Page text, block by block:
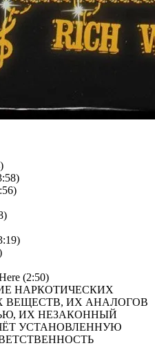
(2:50)
НАРКОТИЧЕСКИХ
ВЕЩЕСТВ, ИХ АНАЛОГОВ
ИХ НЕЗАКОННЫЙ
УСТАНОВЛЕННУЮ